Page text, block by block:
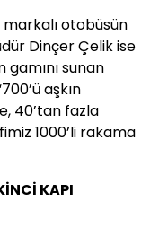
markalı otobüsün
Dinçer Çelik ise
sunan
aşkın
40’tan fazla
1000’li rakama
KAPI